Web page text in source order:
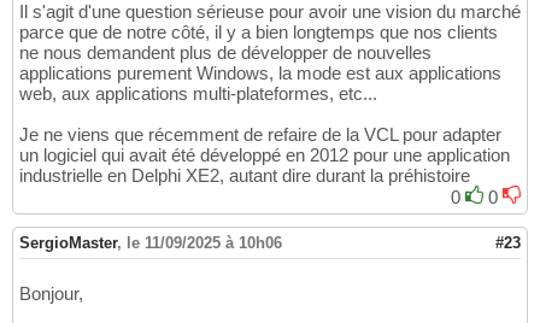
Il s'agit d'une question sérieuse pour avoir une vision du marché
parce que de notre côté, il y a bien longtemps que nos clients
ne nous demandent plus de développer de nouvelles
applications purement Windows, la mode est aux applications
web, aux applications multi-plateformes, etc...
Je ne viens que récemment de refaire de la VCL pour adapter
un logiciel qui avait été développé en 2012 pour une application
industrielle en Delphi XE2, autant dire durant la préhistoire
0
0
SergioMaster, le 11/09/2025 à 10h06 #23
Bonjour,